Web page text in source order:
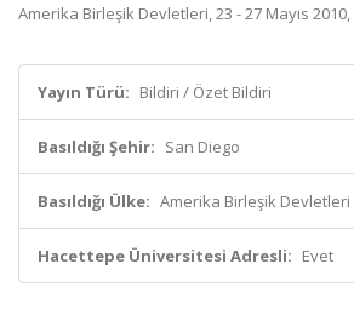
Amerika Birleşik Devletleri, 23 - 27 Mayıs
Yayın Türü: Bildiri / Özet Bildiri
Basıldığı Şehir: San Diego
Basıldığı Ülke: Amerika Birleşik Devletleri
Hacettepe Üniversitesi Adresli: Evet